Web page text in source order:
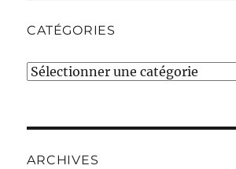
CATÉGORIES
Catégories
ARCHIVES